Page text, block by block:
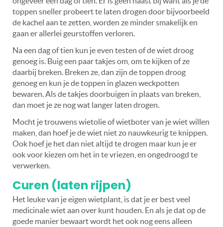
toppen sneller probeert te laten drogen door bijvoorbeeld
de kachel aan te zetten, worden ze minder smakelijk en
gaan er allerlei geurstoffen verloren.
Na een dag of tien kun je even testen of de wiet droog
genoeg is. Buig een paar takjes om, om te kijken of ze
daarbij breken. Breken ze, dan zijn de toppen droog
genoeg en kun je de toppen in glazen weckpotten
bewaren. Als de takjes doorbuigen in plaats van breken,
dan moet je ze nog wat langer laten drogen.
Mocht je trouwens wietolie of wietboter van je wiet willen
maken, dan hoef je de wiet niet zo nauwkeurig te knippen.
Ook hoef je het dan niet altijd te drogen maar kun je er
ook voor kiezen om het in te vriezen, en ongedroogd te
verwerken.
Curen (laten rijpen)
Het leuke van je eigen wietplant, is dat je er best veel
medicinale wiet aan over kunt houden. En als je dat op de
goede manier bewaart wordt het ook nog eens alleen